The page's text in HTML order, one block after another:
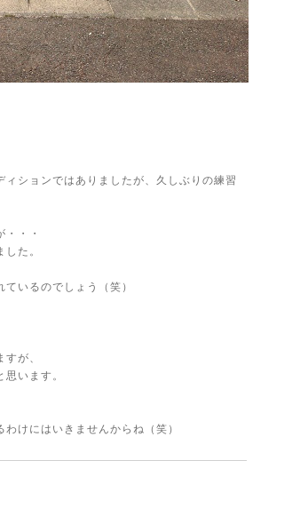
ションではありましたが、久しぶりの練習
・・
た。
いるのでしょう（笑）
が、
います。
けにはいきませんからね（笑）